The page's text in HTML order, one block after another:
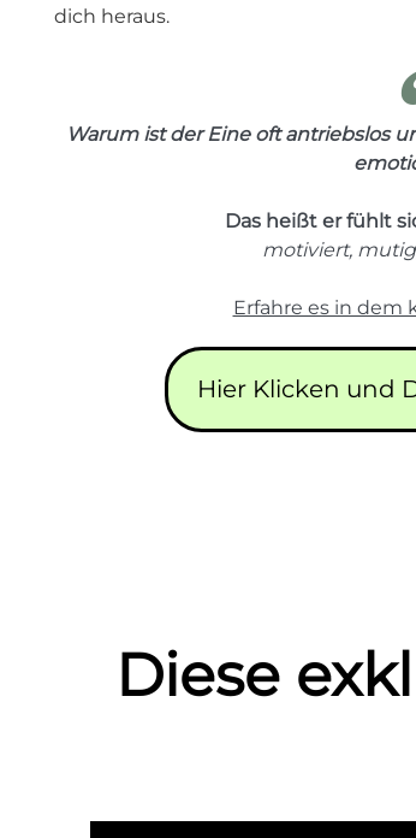
dich heraus.
Warum ist der Eine oft antriebslos
Das heißt er fühlt
motiviert,
Erfahre es in dem
Hier Klicken und
Diese